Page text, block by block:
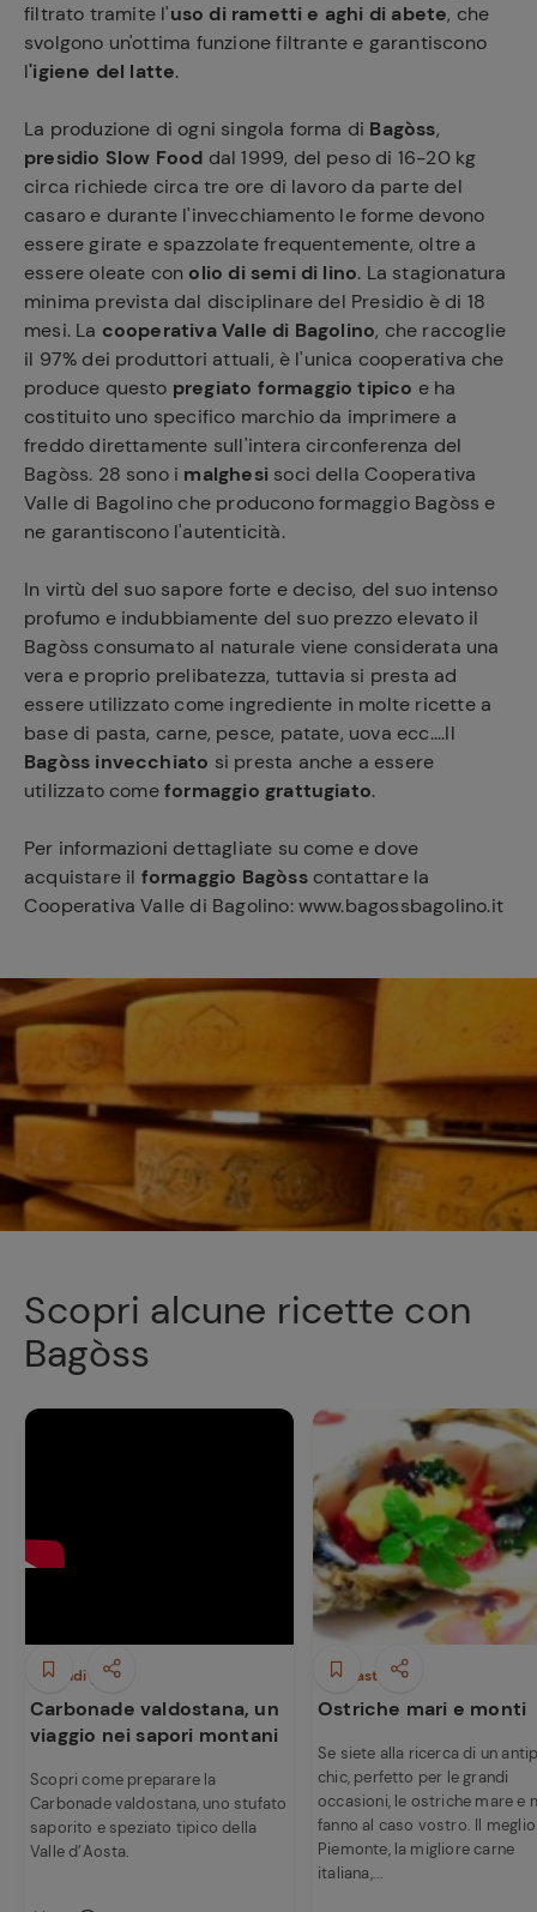
filtrato tramite l'uso di rametti e aghi di abete, che
svolgono un'ottima funzione filtrante e garantiscono
l'igiene del latte.
La produzione di ogni singola forma di Bagòss,
presidio Slow Food dal 1999, del peso di 16-20 kg
circa richiede circa tre ore di lavoro da parte del
casaro e durante l'invecchiamento le forme devono
essere girate e spazzolate frequentemente, oltre a
essere oleate con olio di semi di lino. La stagionatura
minima prevista dal disciplinare del Presidio è di 18
mesi. La cooperativa Valle di Bagolino, che raccoglie
il 97% dei produttori attuali, è l'unica cooperativa che
produce questo pregiato formaggio tipico e ha
costituito uno specifico marchio da imprimere a
freddo direttamente sull'intera circonferenza del
Bagòss. 28 sono i malghesisoci della Cooperativa
Valle di Bagolino che producono formaggio Bagòss e
ne garantiscono l'autenticità.
In virtù del suo sapore forte e deciso, del suo intenso
profumo e indubbiamente del suo prezzo elevato il
Bagòss consumato al naturale viene considerata una
vera e proprio prelibatezza, tuttavia si presta ad
essere utilizzato come ingrediente in molte ricette a
base di pasta, carne, pesce, patate, uova ecc....Il
Bagòss invecchiato si presta anche a essere
utilizzato comeformaggio grattugiato.
Per informazioni dettagliate su come e dove
acquistare il formaggio Bagòsscontattare la
Cooperativa Valle di Bagolino: www.bagossbagolino.it
Scopri alcune ricette con
Bagòss
Secondi piatti
Carbonade valdostana, un
viaggio nei sapori montani
Scopri come preparare la
Carbonade valdostana, uno stufato
saporito e speziato tipico della
Valle d’Aosta.
Antipasti
Ostriche mari e monti
Se siete alla ricerca di un
chic, perfetto per le grandi
occasioni, le ostriche mare e
fanno al caso vostro. Il
Piemonte, la migliore carne
italiana,...